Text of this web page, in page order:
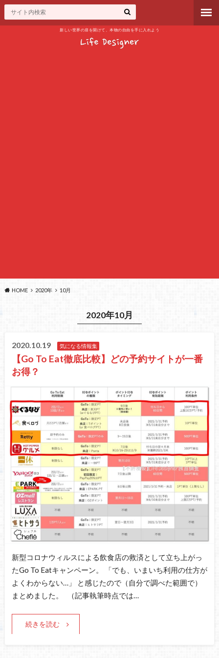
新しい世界の扉を開けて、本物の自由を手に入れよう
HOME 2020年 10月
2020年10月
2020.10.19 気になる情報集
【Go To Eat徹底比較】どの予約サイトが一番
お得？
新型コロナウィルスによる飲食店の救済として立ち上がっ
たGo To Eatキャンペーン。 「でも、いまいち利用の仕方が
よくわからない…」 と感じたので（自分で調べた範囲で）
まとめました。 （記事執筆時点では…
続きを読む